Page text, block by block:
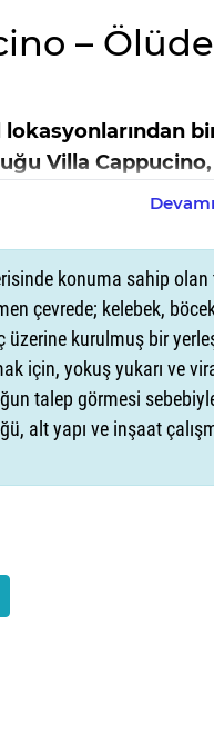
–
Villa
en popüler turistik
uzaklıkta olup,
& Bahçe:
alanlarıyla gün
lezzetli yemekler
&
konuma sahip
çevrede; kelebek,
üzerine kurulmuş bir
için, yokuş yukarı ve
talep görmesi
alt yapı ve inşaat